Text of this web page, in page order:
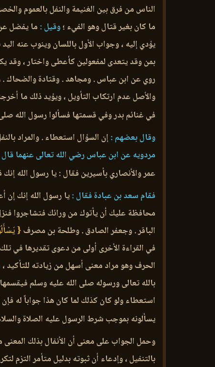
الناس من فرق بين الغنيمة والنفل بالعموم
ما كان بغير قتال وهو الفيء ؛وقيل : ما يفضل
يؤدي إليه ، وجواب الأول باللسان وينوب عنه
بمن وقد يتعدى لمفعولين كأعطى واختار ، وقد
روي عن ابن عباس . ومجاهد . وقتادة والضحاك .
والأصل عدم ارتكاب التأويل ، ويؤيد ذلك ما
في غنائم بدر وفي قسمتها فسألوا رسول الله
وقال بعضهم :إن السؤال استعطاء . والمراد
مردويه عن ابن عباس رضي الله تعالى عنهما
عمر والأنصاري بأسيرين فقال : يا رسول الله إنك
فقام سعد بن عبادة فقال :يا رسول الله إنك إن
محافظة عليك أن يأتوك من ورائك فتشاجروا فنزل
الباقر . وجعفر الصادق . وطلحة بن مصرف{
في القراءة الأخرى أولى من دعوى تقديرها في
الحرف وهو مراد معنى أسهل من زيادته للتأكيد ،
بالله تعالى ورسوله صلى الله عليه وسلم
استعطاء ولو كان كذلك لما كان هذا جواباً له
يسألونه بموجب شرط الرسول عليه الصلاة
وحمل الجواب على معنى أن الأنفال بذلك
بالتنفيل ، وإدعاء أن ثبوته بدليل متأمر